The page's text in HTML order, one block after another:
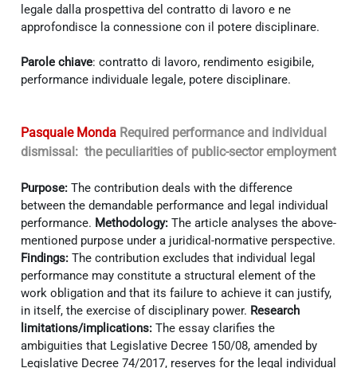
legale dalla prospettiva del contratto di lavoro e ne
approfondisce la connessione con il potere disciplinare.
Parole chiave: contratto di lavoro, rendimento esigibile,
performance individuale legale, potere disciplinare.
Pasquale Monda Required performance and individual
dismissal: the peculiarities of public-sector employment
Purpose: The contribution deals with the difference
between the demandable performance and legal individual
performance. Methodology: The article analyses the above-
mentioned purpose under a juridical-normative perspective.
Findings: The contribution excludes that individual legal
performance may constitute a structural element of the
work obligation and that its failure to achieve it can justify,
in itself, the exercise of disciplinary power. Research
limitations/implications: The essay clarifies the
ambiguities that Legislative Decree 150/08, amended by
Legislative Decree 74/2017, reserves for the legal individual